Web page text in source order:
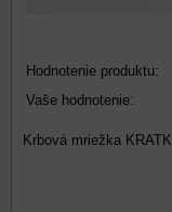
Hodnotenie produktu:
Vaše hodnotenie:
Krbová mriežka KRATKI